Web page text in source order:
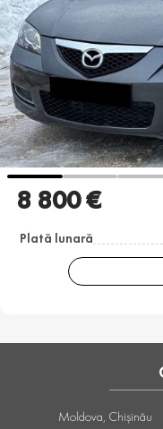
8 800 €
Plată lunară
Moldova, Chişinău